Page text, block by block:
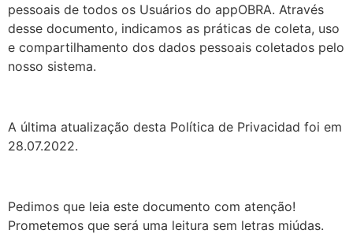
pessoais de todos os Usuários do appOBRA. Através
desse documento, indicamos as práticas de coleta, uso
e compartilhamento dos dados pessoais coletados pelo
nosso sistema.
A última atualização desta Política de Privacidad foi em
28.07.2022.
Pedimos que leia este documento com atenção!
Prometemos que será uma leitura sem letras miúdas.